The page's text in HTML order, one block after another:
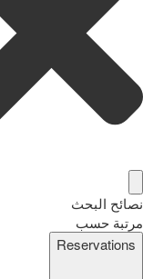
نصائح البحث
مرتبة حسب
Reservations